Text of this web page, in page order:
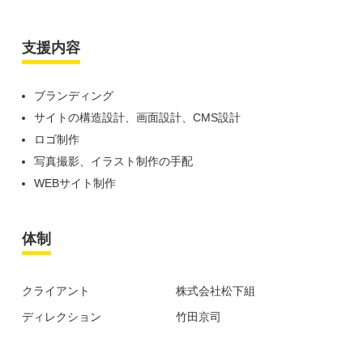
支援内容
ブランディング
サイトの構造設計、画面設計、CMS設計
ロゴ制作
写真撮影、イラスト制作の手配
WEBサイト制作
体制
クライアント
株式会社松下組
ディレクション
竹田京司